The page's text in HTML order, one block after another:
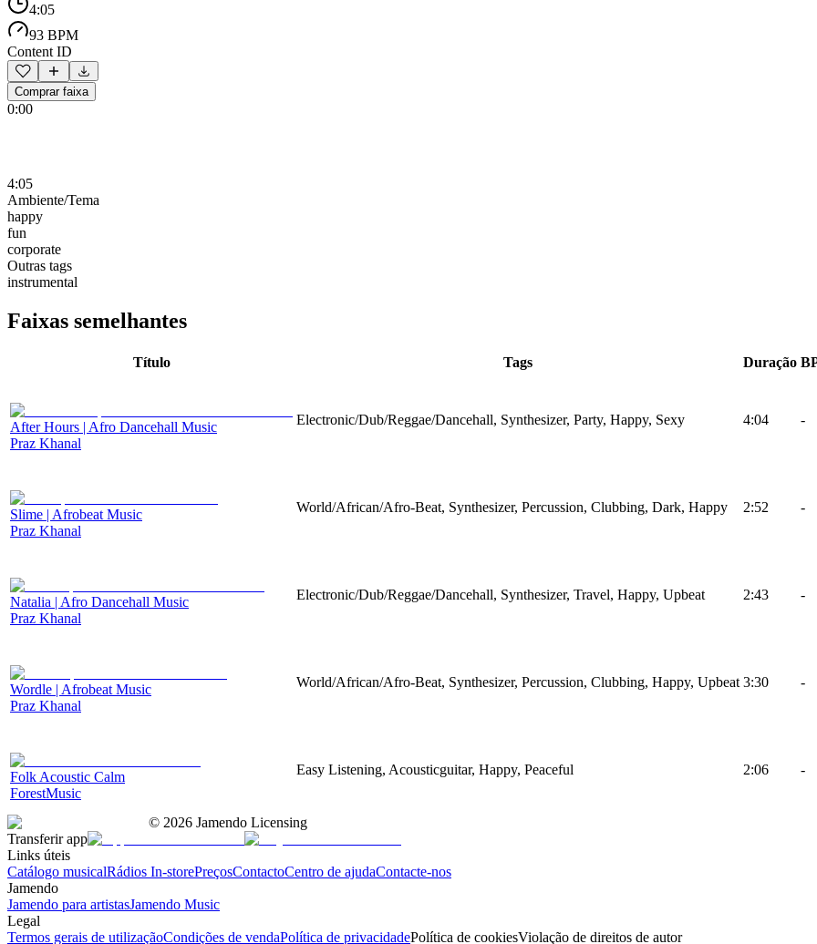
4:05
93 BPM
Content ID
Comprar faixa
0:00
4:05
Ambiente/Tema
happy
fun
corporate
Outras tags
instrumental
Faixas semelhantes
Título Tags Duração
After Hours | Afro Dancehall Music
Praz Khanal
Electronic/Dub/Reggae/Dancehall, Synthesizer, Party, Happy, Sexy 4:04 -
Slime | Afrobeat Music
Praz Khanal
World/African/Afro-Beat, Synthesizer, Percussion, Clubbing, Dark, Happy 2:52 -
Natalia | Afro Dancehall Music
Praz Khanal
Electronic/Dub/Reggae/Dancehall, Synthesizer, Travel, Happy, Upbeat 2:43 -
Wordle | Afrobeat Music
Praz Khanal
World/African/Afro-Beat, Synthesizer, Percussion, Clubbing, Happy, Upbeat 3:30 -
Folk Acoustic Calm
ForestMusic
Easy Listening, Acousticguitar, Happy, Peaceful 2:06 -
© 2026 Jamendo Licensing
Transferir app
Links úteis
Catálogo musicalRádios In-storePreçosContactoCentro de ajudaContacte-nos
Jamendo
Jamendo para artistasJamendo Music
Legal
Termos gerais de utilizaçãoCondições de vendaPolítica de privacidadePolítica de cookiesViolação de direitos de autor